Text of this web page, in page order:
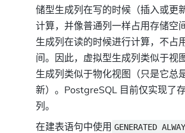
储型生成列在写的时候（插入或更
计算，并像普通列一样占用存储空
生成列在读的时候进行计算，不占
间。因此，虚拟型生成列类似于视
生成列类似于物化视图（只是它总
新）。PostgreSQL 目前仅实现了
列。
在建表语句中使用 GENERATED